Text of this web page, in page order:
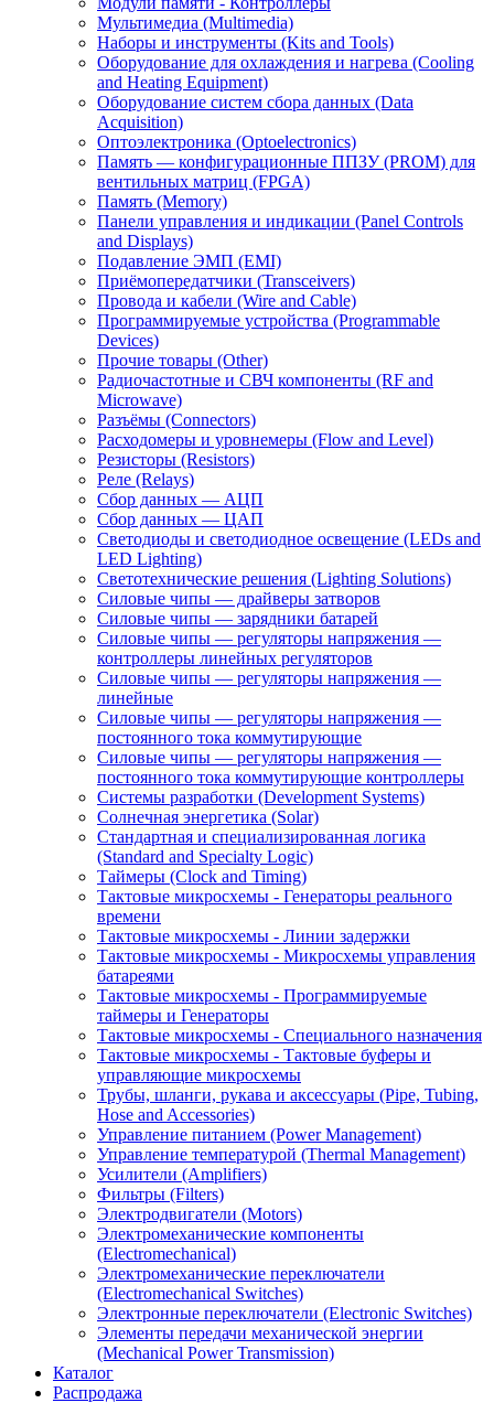
Мультимедиа (Multimedia)
Наборы и инструменты (Kits and Tools)
Оборудование для охлаждения и нагрева (Cooling
and Heating Equipment)
Оборудование систем сбора данных (Data
Acquisition)
Оптоэлектроника (Optoelectronics)
Память — конфигурационные ППЗУ (PROM) для
вентильных матриц (FPGA)
Память (Memory)
Панели управления и индикации (Panel Controls
and Displays)
Подавление ЭМП (EMI)
Приёмопередатчики (Transceivers)
Провода и кабели (Wire and Cable)
Программируемые устройства (Programmable
Devices)
Прочие товары (Other)
Радиочастотные и СВЧ компоненты (RF and
Microwave)
Разъёмы (Connectors)
Расходомеры и уровнемеры (Flow and Level)
Резисторы (Resistors)
Реле (Relays)
Сбор данных — АЦП
Сбор данных — ЦАП
Светодиоды и светодиодное освещение (LEDs and
LED Lighting)
Светотехнические решения (Lighting Solutions)
Силовые чипы — драйверы затворов
Силовые чипы — зарядники батарей
Силовые чипы — регуляторы напряжения —
контроллеры линейных регуляторов
Силовые чипы — регуляторы напряжения —
линейные
Силовые чипы — регуляторы напряжения —
постоянного тока коммутирующие
Силовые чипы — регуляторы напряжения —
постоянного тока коммутирующие контроллеры
Системы разработки (Development Systems)
Солнечная энергетика (Solar)
Стандартная и специализированная логика
(Standard and Specialty Logic)
Таймеры (Clock and Timing)
Тактовые микросхемы - Генераторы реального
времени
Тактовые микросхемы - Линии задержки
Тактовые микросхемы - Микросхемы управления
батареями
Тактовые микросхемы - Программируемые
таймеры и Генераторы
Тактовые микросхемы - Специального назначения
Тактовые микросхемы - Тактовые буферы и
управляющие микросхемы
Трубы, шланги, рукава и аксессуары (Pipe, Tubing,
Hose and Accessories)
Управление питанием (Power Management)
Управление температурой (Thermal Management)
Усилители (Amplifiers)
Фильтры (Filters)
Электродвигатели (Motors)
Электромеханические компоненты
(Electromechanical)
Электромеханические переключатели
(Electromechanical Switches)
Электронные переключатели (Electronic Switches)
Элементы передачи механической энергии
(Mechanical Power Transmission)
Каталог
Распродажа